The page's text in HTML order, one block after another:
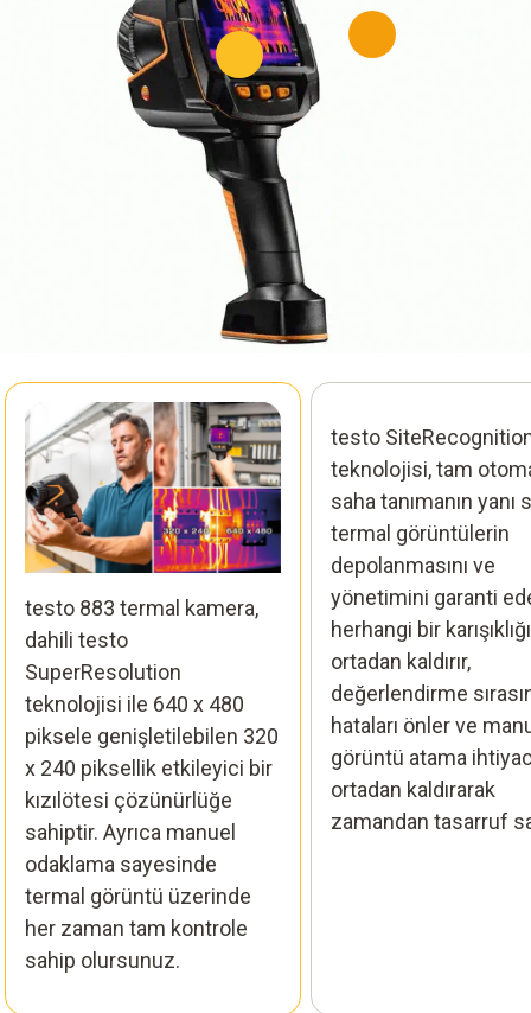
testo 883 termal kamera,
dahili testo
SuperResolution
teknolojisi ile 640 x 480
piksele genişletilebilen 320
x 240 piksellik etkileyici bir
kızılötesi çözünürlüğe
sahiptir. Ayrıca manuel
odaklama sayesinde
termal görüntü üzerinde
her zaman tam kontrole
sahip olursunuz.
testo
teknolojisi, tam
saha tanımanın yanı
termal görüntülerin
depolanmasını ve
yönetimini garanti
herhangi bir karışıklığı
ortadan kaldırır,
değerlendirme
hataları önler ve
görüntü atama
ortadan kaldırarak
zamandan tasarruf